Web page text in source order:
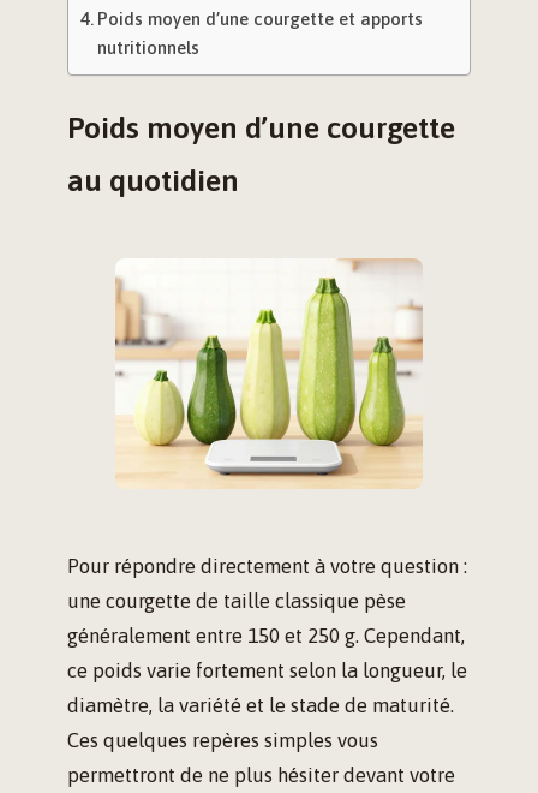
Poids moyen d’une courgette et apports
nutritionnels
Poids moyen d’une courgette
au quotidien
Pour répondre directement à votre question :
une courgette de taille classique pèse
généralement entre 150 et 250 g. Cependant,
ce poids varie fortement selon la longueur, le
diamètre, la variété et le stade de maturité.
Ces quelques repères simples vous
permettront de ne plus hésiter devant votre